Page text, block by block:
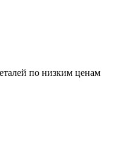
по низким ценам